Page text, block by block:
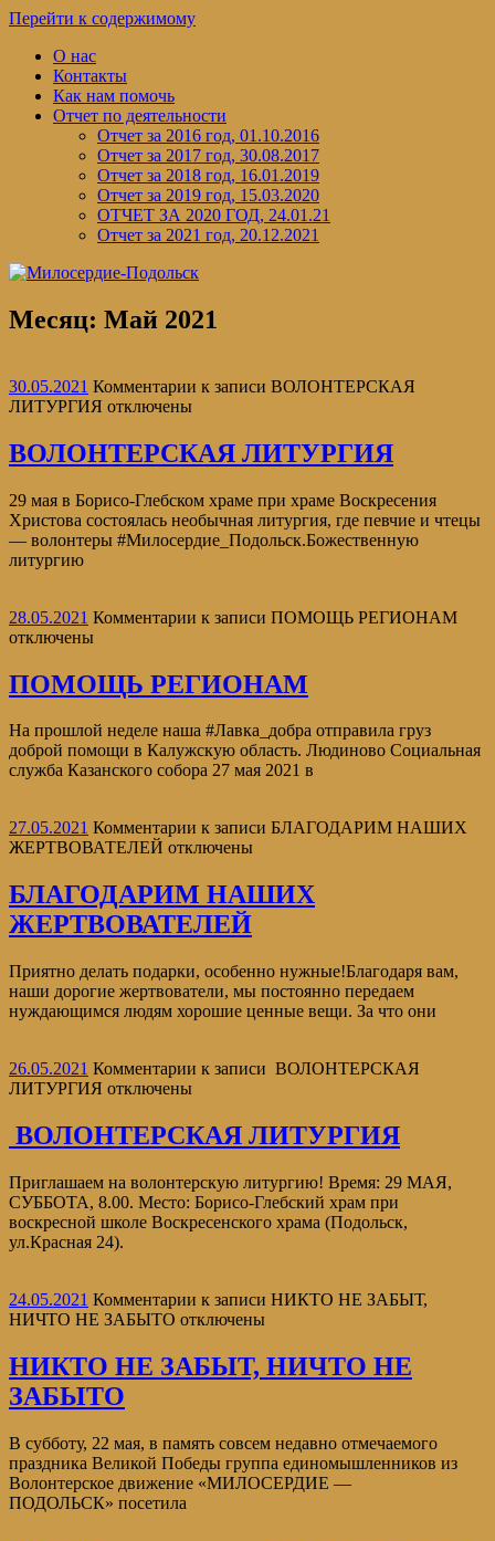
Перейти к содержимому
О нас
Контакты
Как нам помочь
Отчет по деятельности
Отчет за 2016 год, 01.10.2016
Отчет за 2017 год, 30.08.2017
Отчет за 2018 год, 16.01.2019
Отчет за 2019 год, 15.03.2020
ОТЧЕТ ЗА 2020 ГОД, 24.01.21
Отчет за 2021 год, 20.12.2021
Месяц: Май 2021
30.05.2021 Комментарии к записи ВОЛОНТЕРСКАЯ
ЛИТУРГИЯ отключены
ВОЛОНТЕРСКАЯ ЛИТУРГИЯ
29 мая в Борисо-Глебском храме при храме Воскресения
Христова состоялась необычная литургия, где певчие и чтецы
— волонтеры #Милосердие_Подольск.Божественную
литургию
28.05.2021 Комментарии к записи ПОМОЩЬ РЕГИОНАМ
отключены
ПОМОЩЬ РЕГИОНАМ
На прошлой неделе наша #Лавка_добра отправила груз
доброй помощи в Калужскую область. Людиново Социальная
служба Казанского собора 27 мая 2021 в
27.05.2021 Комментарии к записи БЛАГОДАРИМ НАШИХ
ЖЕРТВОВАТЕЛЕЙ отключены
БЛАГОДАРИМ НАШИХ
ЖЕРТВОВАТЕЛЕЙ
Приятно делать подарки, особенно нужные!Благодаря вам,
наши дорогие жертвователи, мы постоянно передаем
нуждающимся людям хорошие ценные вещи. За что они
26.05.2021 Комментарии к записи ВОЛОНТЕРСКАЯ
ЛИТУРГИЯ отключены
ВОЛОНТЕРСКАЯ ЛИТУРГИЯ
Приглашаем на волонтерскую литургию! Время: 29 МАЯ,
СУББОТА, 8.00. Место: Борисо-Глебский храм при
воскресной школе Воскресенского храма (Подольск,
ул.Красная 24).
24.05.2021 Комментарии к записи НИКТО НЕ ЗАБЫТ,
НИЧТО НЕ ЗАБЫТО отключены
НИКТО НЕ ЗАБЫТ, НИЧТО НЕ
ЗАБЫТО
В субботу, 22 мая, в память совсем недавно отмечаемого
праздника Великой Победы группа единомышленников из
Волонтерское движение «МИЛОСЕРДИЕ —
ПОДОЛЬСК» посетила